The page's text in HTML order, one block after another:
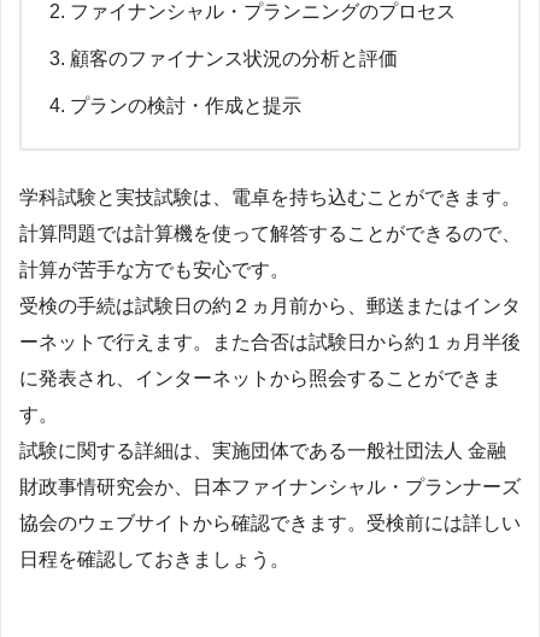
ファイナンシャル・プランニングのプロセス
顧客のファイナンス状況の分析と評価
プランの検討・作成と提示
学科試験と実技試験は、電卓を持ち込むことができます。
計算問題では計算機を使って解答することができるので、
計算が苦手な方でも安心です。
受検の手続は試験日の約２ヵ月前から、郵送またはインタ
ーネットで行えます。また合否は試験日から約１ヵ月半後
に発表され、インターネットから照会することができま
す。
試験に関する詳細は、実施団体である一般社団法人 金融
財政事情研究会か、日本ファイナンシャル・プランナーズ
協会のウェブサイトから確認できます。受検前には詳しい
日程を確認しておきましょう。